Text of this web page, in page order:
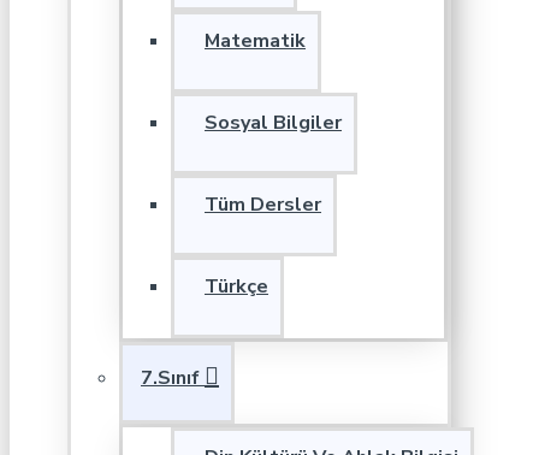
Matematik
Sosyal Bilgiler
Tüm Dersler
Türkçe
7.Sınıf